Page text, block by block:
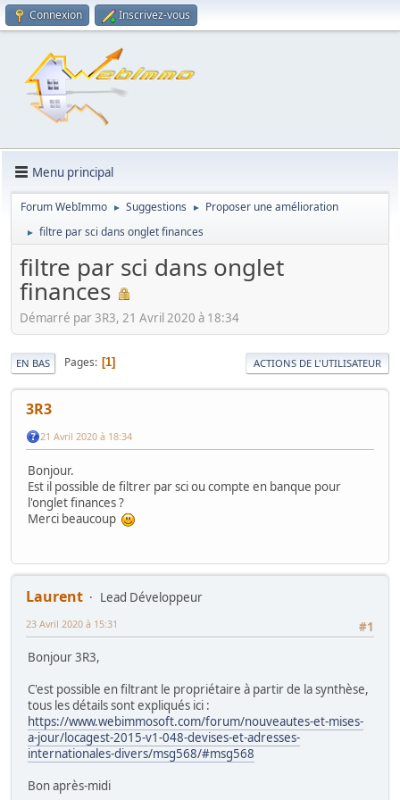
Connexion Inscrivez-vous
Menu principal
Forum WebImmo ► Suggestions ► Proposer une amélioration
► filtre par sci dans onglet finances
filtre par sci dans onglet
finances
Démarré par 3R3, 21 Avril 2020 à 18:34
EN BAS Pages 1 ACTIONS DE L'UTILISATEUR
3R3
21 Avril 2020 à 18:34
Bonjour.
Est il possible de filtrer par sci ou compte en banque pour
l'onglet finances ?
Merci beaucoup
Laurent
Lead Développeur
#1
23 Avril 2020 à 15:31
Bonjour 3R3,
C'est possible en filtrant le propriétaire à partir de la synthèse,
tous les détails sont expliqués ici :
https://www.webimmosoft.com/forum/nouveautes-et-mises-
a-jour/locagest-2015-v1-048-devises-et-adresses-
internationales-divers/msg568/#msg568
Bon après-midi